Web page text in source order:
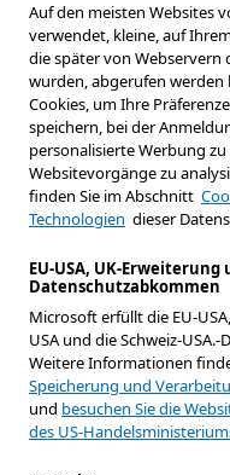
Auf den meisten Websites
verwendet, kleine, auf
die später von Webservern
wurden, abgerufen werden
Cookies, um Ihre
speichern, bei der
personalisierte Werbung
Websitevorgänge zu
finden Sie im Abschnitt
Technologien dieser
EU-USA, UK-Erweiterung
Datenschutzabkommen
Microsoft erfüllt die EU-
USA und die Schweiz-
Weitere Informationen
Speicherung und
und besuchen Sie die
des US-